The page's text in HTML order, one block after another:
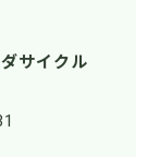
サイクル